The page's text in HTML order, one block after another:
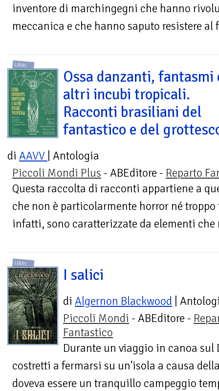
inventore di marchingegni che hanno
meccanica e che hanno saputo resistere
LIBRI
Ossa danzanti, fantasmi
altri incubi tropicali.
Racconti brasiliani del
fantastico e del
di AAVV | Antologia
Piccoli Mondi Plus - ABEditore - Reparto
Questa raccolta di racconti appartiene a
che non è particolarmente horror né
infatti, sono caratterizzate da elementi
LIBRI
I salici
di Algernon Blackwood |
Piccoli Mondi - ABEditore -
Fantastico
Durante un viaggio in canoa
costretti a fermarsi su un'isola a causa
doveva essere un tranquillo campeggio